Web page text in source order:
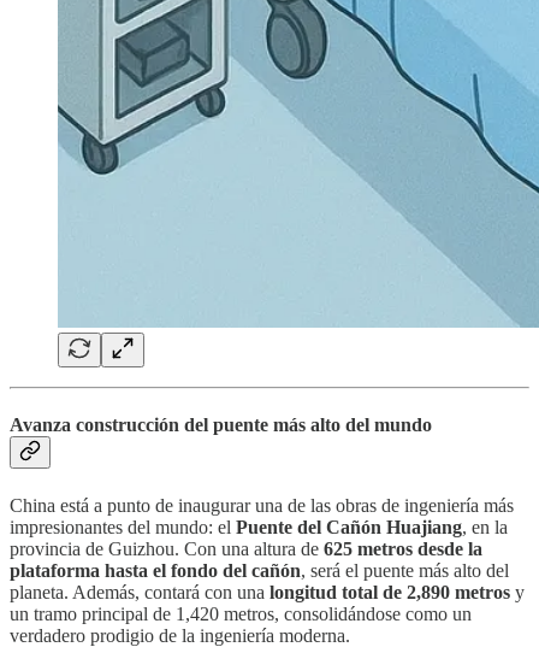
Avanza construcción del puente más alto del mundo
China está a punto de inaugurar una de las obras de ingeniería más
impresionantes del mundo: el Puente del Cañón Huajiang, en la
provincia de Guizhou. Con una altura de 625 metros desde la
plataforma hasta el fondo del cañón, será el puente más alto del
planeta. Además, contará con una longitud total de 2,890 metros y
un tramo principal de 1,420 metros, consolidándose como un
verdadero prodigio de la ingeniería moderna.